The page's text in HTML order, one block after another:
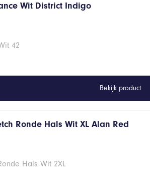
Wit District Indigo
42
Bekijk product
Ronde Hals Wit XL Alan Red
Hals Wit 2XL